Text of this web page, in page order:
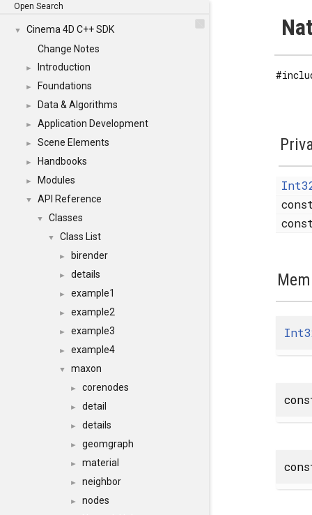
Open Search
▼
Cinema 4D C++ SDK
Change Notes
► Introduction
► Foundations
► Data & Algorithms
► Application Development
► Scene Elements
► Handbooks
► Modules
▼ API Reference
▼ Classes
▼ Class List
► birender
► details
► example1
► example2
► example3
► example4
▼ maxon
► corenodes
► detail
► details
► geomgraph
► material
► neighbor
► nodes